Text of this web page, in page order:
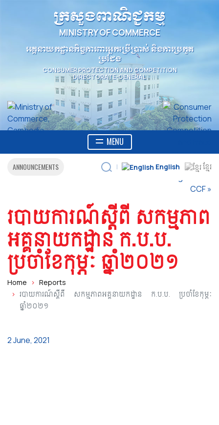
ក្រសួងពាណិជ្ជកម្ម
MINISTRY OF COMMERCE
អគ្គនាយកដ្ឋានកិច្ចការពារអ្នកប្រើប្រាស់ និងការប្រកួត
ប្រជែង
CONSUMER PROTECTION AND COMPETITION
DIRECTORATE-GENERAL
MENU
ANNOUNCEMENTS | English ខ្មែរ
Name
SEARCH
របាយការណ៍ស្ដីពី សកម្មភាព
អគ្គនាយកដ្ឋាន ក.ប.ប.
ប្រចាំខែកុម្ភៈ ឆ្នាំ២០២១
Home
Reports
របាយការណ៍ស្ដីពី សកម្មភាពអគ្គនាយកដ្ឋាន ក.ប.ប. ប្រចាំខែកុម្ភៈ
ឆ្នាំ២០២១
2 June, 2021